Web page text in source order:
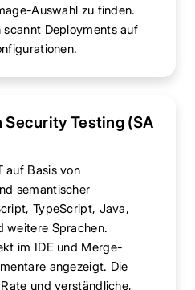
Auswahl zu finden.
Deployments auf
Testing (SA
auf Basis von
semantischer
TypeScript, Java,
weitere Sprachen.
im IDE und Merge-
angezeigt. Die
und verständliche,